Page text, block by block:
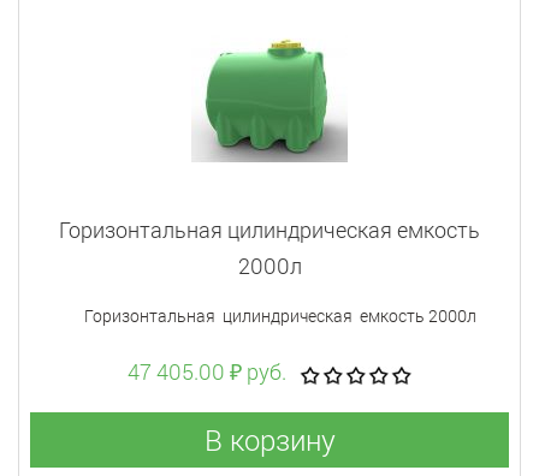
Горизонтальная цилиндрическая емкость
2000л
Горизонтальная цилиндрическая емкость 2000л
47 405.00 ₽ руб.
В корзину